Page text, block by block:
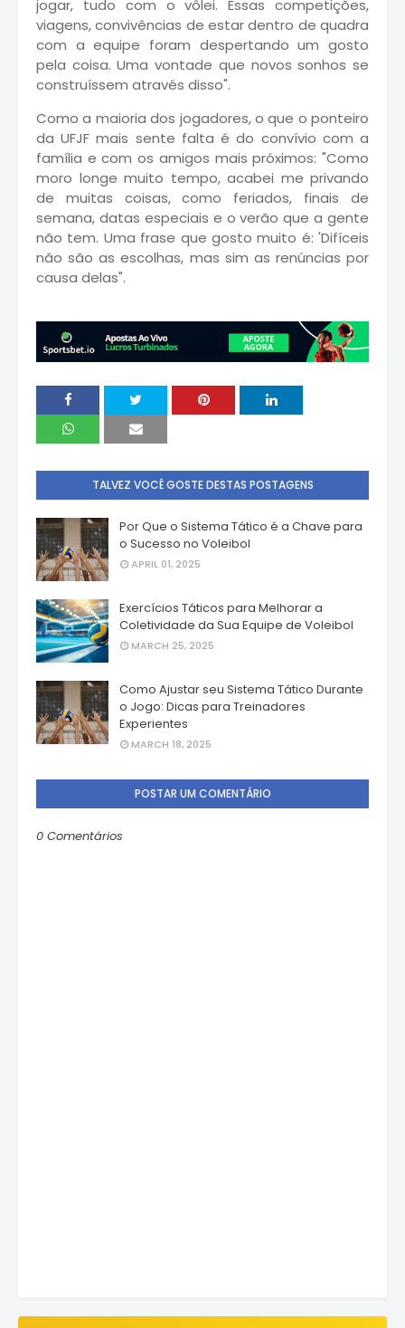
jogar, tudo com o vôlei. Essas competições,
viagens, convivências de estar dentro de quadra
com a equipe foram despertando um gosto
pela coisa. Uma vontade que novos sonhos se
construíssem através disso".
Como a maioria dos jogadores, o que o ponteiro
da UFJF mais sente falta é do convívio com a
família e com os amigos mais próximos: "Como
moro longe muito tempo, acabei me privando
de muitas coisas, como feriados, finais de
semana, datas especiais e o verão que a gente
não tem. Uma frase que gosto muito é: 'Difíceis
não são as escolhas, mas sim as renúncias por
causa delas".
TALVEZ VOCÊ GOSTE DESTAS POSTAGENS
Por Que o Sistema Tático é a Chave para
o Sucesso no Voleibol
APRIL 01, 2025
Exercícios Táticos para Melhorar a
Coletividade da Sua Equipe de Voleibol
MARCH 25, 2025
Como Ajustar seu Sistema Tático Durante
o Jogo: Dicas para Treinadores
Experientes
MARCH 18, 2025
POSTAR UM COMENTÁRIO
0 Comentários